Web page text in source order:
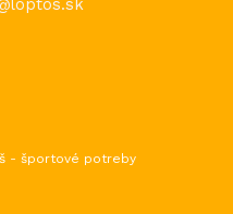
- športové potreby